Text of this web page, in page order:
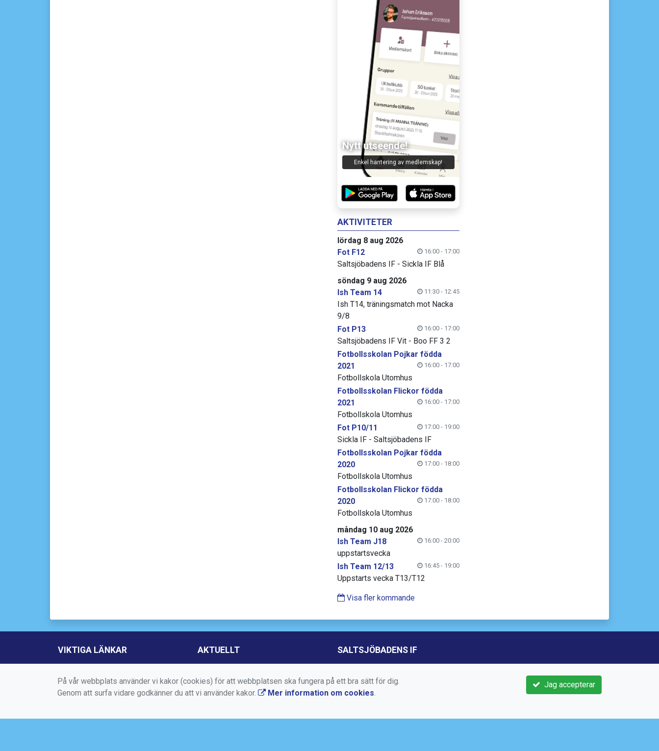
Nytt utseende!
Enkel hantering av medlemskap!
AKTIVITETER
lördag 8 aug 2026
Fot F12
16:00 - 17:00
Saltsjöbadens IF - Sickla IF Blå
söndag 9 aug 2026
Ish Team 14
11:30 - 12:45
Ish T14, träningsmatch mot Nacka
9/8
Fot P13
16:00 - 17:00
Saltsjöbadens IF Vit - Boo FF 3 2
Fotbollsskolan Pojkar födda
2021
16:00 - 17:00
Fotbollskola Utomhus
Fotbollsskolan Flickor födda
2021
16:00 - 17:00
Fotbollskola Utomhus
Fot P10/11
17:00 - 19:00
Sickla IF - Saltsjöbadens IF
Fotbollsskolan Pojkar födda
2020
17:00 - 18:00
Fotbollskola Utomhus
Fotbollsskolan Flickor födda
2020
17:00 - 18:00
Fotbollskola Utomhus
måndag 10 aug 2026
Ish Team J18
16:00 - 20:00
uppstartsvecka
Ish Team 12/13
16:45 - 19:00
Uppstarts vecka T13/T12
Visa fler kommande
VIKTIGA LÄNKAR
Kontakta oss
Bokningsvillkor
AKTUELLT SALTSJÖBADENS IF
Saltsjöbaden
08-717 88 94
Jag accepterar
På vår webbplats använder vi kakor (cookies) för att webbplatsen ska fungera på ett bra sätt för dig.
Genom att surfa vidare godkänner du att vi använder kakor.
Mer information om cookies.